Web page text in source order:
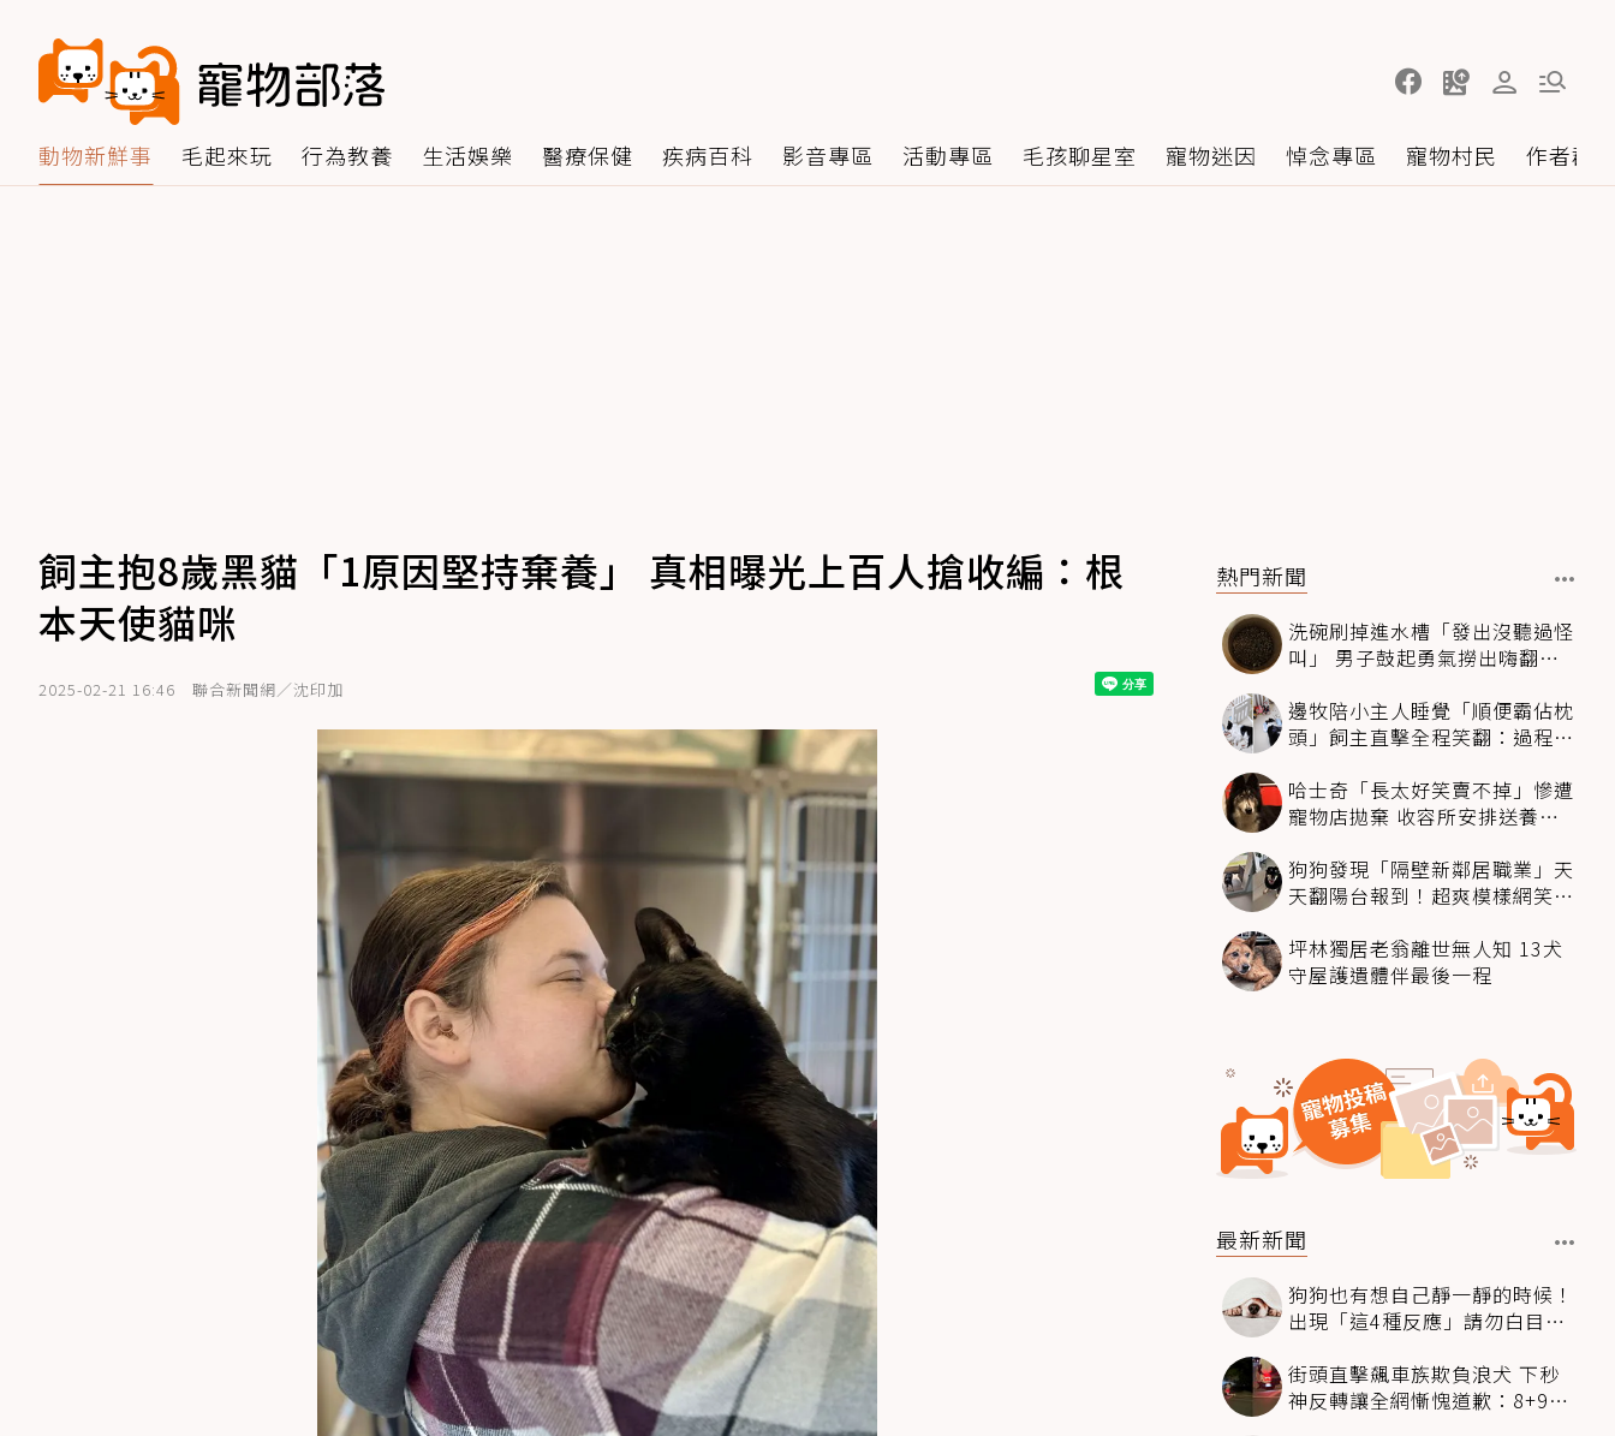
動物新鮮事 毛起來玩 行為教養 生活娛樂 醫療保健 疾病百科 影音專區 活動專區 毛孩聊星室 寵物迷因 悼念專區 寵物村民 作者群
飼主抱8歲黑貓「1原因堅持棄養」 真相曝光上百人搶收編：根
本天使貓咪
2025-02-21 16:46 聯合新聞網／沈印加
熱門新聞
洗碗刷掉進水槽「發出沒聽過怪
叫」 男子鼓起勇氣撈出嗨翻：
邊牧陪小主人睡覺「順便霸佔枕
頭」飼主直擊全程笑翻：過程絲
哈士奇「長太好笑賣不掉」慘遭
寵物店拋棄 收容所安排送養活
狗狗發現「隔壁新鄰居職業」天
天翻陽台報到！超爽模樣網笑
坪林獨居老翁離世無人知 13犬
守屋護遺體伴最後一程
最新新聞
狗狗也有想自己靜一靜的時候！
出現「這4種反應」請勿白目打
街頭直擊飆車族欺負浪犬 下秒
神反轉讓全網慚愧道歉：8+9救